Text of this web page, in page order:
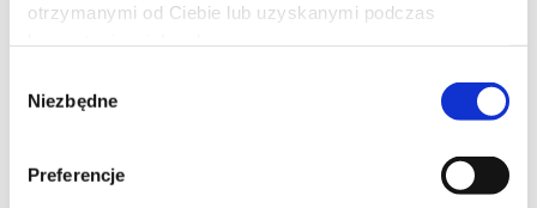
otrzymanymi od Ciebie lub uzyskanymi podczas
zgody
Niezbędne
Preferencje
Diabeł ubiera się u Prady 2
Miranda Priestly powraca! Dwadzieścia lat po wydarzeniach, które
zdefiniowały świat mody i popkultury, kultowi bohaterowie znów
. Meryl Streep, Anne Hathaway, Emily
Blunt oraz Stanley Tucci ponownie wcielają się w swoje ikoniczne
role, przypominając, że w świecie mody władza, ambicja i